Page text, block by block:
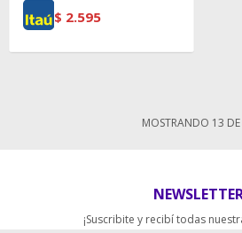
$ 2.595
MOSTRANDO 13 DE
¡Suscribite y recibí todas